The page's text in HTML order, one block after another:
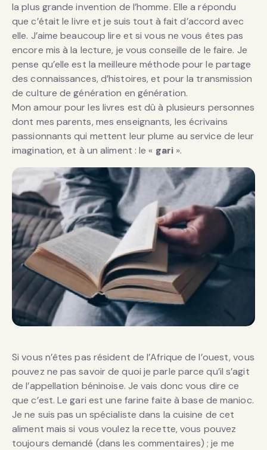
la plus grande invention de l’homme. Elle a répondu
que c’était le livre et je suis tout à fait d’accord avec
elle. J’aime beaucoup lire et si vous ne vous êtes pas
encore mis à la lecture, je vous conseille de le faire. Je
pense qu’elle est la meilleure méthode pour le partage
des connaissances, d’histoires, et pour la transmission
de culture de génération en génération.
Mon amour pour les livres est dû à plusieurs personnes
dont mes parents, mes enseignants, les écrivains
passionnants qui mettent leur plume au service de leur
imagination, et à un aliment : le « gari ».
Si vous n’êtes pas résident de l’Afrique de l’ouest, vous
pouvez ne pas savoir de quoi je parle parce qu’il s’agit
de l’appellation béninoise. Je vais donc vous dire ce
que c’est. Le gari est une farine faite à base de manioc.
Je ne suis pas un spécialiste dans la cuisine de cet
aliment mais si vous voulez la recette, vous pouvez
toujours demandé (dans les commentaires) ; je me